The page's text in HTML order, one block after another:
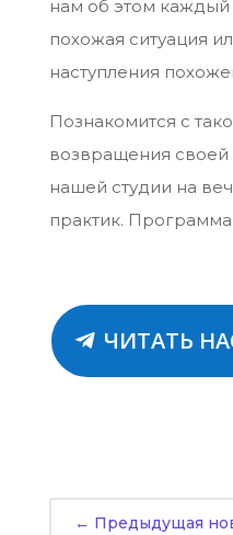
нам об этом каждый
похожая ситуация
наступления
Познакомится с
возвращения
нашей студии на
практик. Программа
ЧИТАТЬ
← Предыдущая